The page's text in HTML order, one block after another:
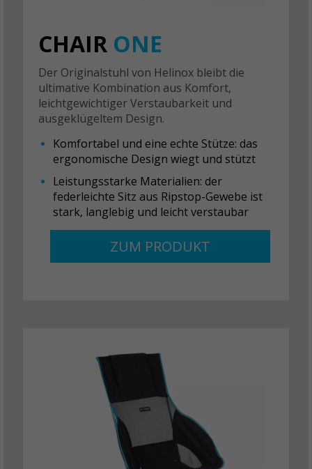
CHAIR ONE
Der Originalstuhl von Helinox bleibt die
ultimative Kombination aus Komfort,
leichtgewichtiger Verstaubarkeit und
ausgeklügeltem Design.
Komfortabel und eine echte Stütze: das
ergonomische Design wiegt und stützt
Leistungsstarke Materialien: der
federleichte Sitz aus Ripstop-Gewebe ist
stark, langlebig und leicht verstaubar
ZUM PRODUKT